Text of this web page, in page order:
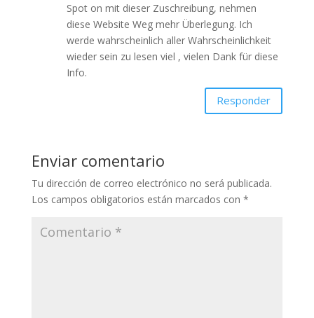
Spot on mit dieser Zuschreibung, nehmen
diese Website Weg mehr Überlegung. Ich
werde wahrscheinlich aller Wahrscheinlichkeit
wieder sein zu lesen viel , vielen Dank für diese
Info.
Responder
Enviar comentario
Tu dirección de correo electrónico no será publicada.
Los campos obligatorios están marcados con *